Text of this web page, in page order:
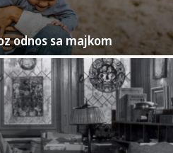
odnos sa majkom